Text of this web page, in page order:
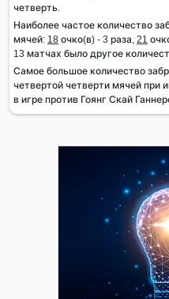
четверть.
Наиболее частое количество
мячей: 18 очко(в) - 3 раза, 21
13 матчах было другое
Самое большое количество
четвертой четверти мячей при
в игре против Гоянг Скай